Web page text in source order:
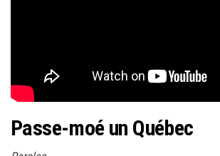
Passe-moé un Québec